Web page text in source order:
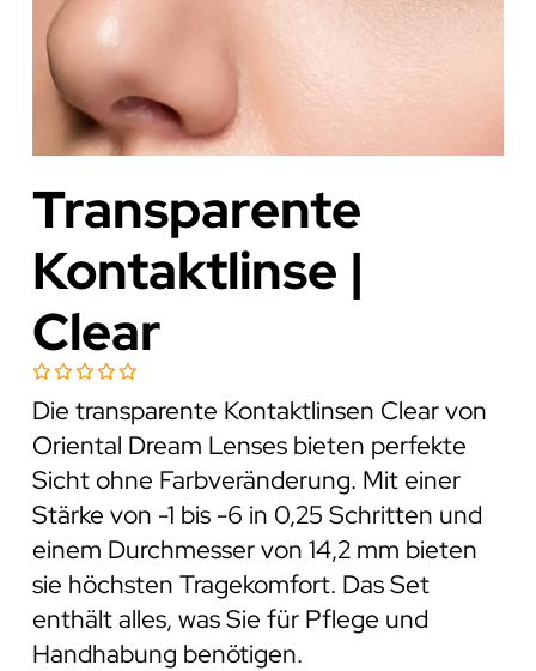
Transparente
Kontaktlinse |
Clear
Die transparente Kontaktlinsen Clear von
Oriental Dream Lenses bieten perfekte
Sicht ohne Farbveränderung. Mit einer
Stärke von -1 bis -6 in 0,25 Schritten und
einem Durchmesser von 14,2 mm bieten
sie höchsten Tragekomfort. Das Set
enthält alles, was Sie für Pflege und
Handhabung benötigen.